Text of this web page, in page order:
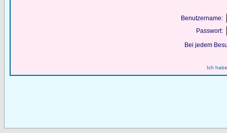
Benutzername:
Passwort:
Bei jedem
Ich